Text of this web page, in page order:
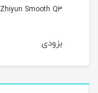
Zhiyun Smooth Q3
بزودی